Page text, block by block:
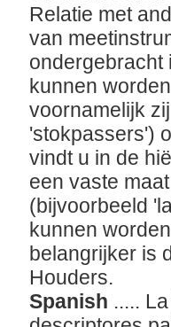
Relatie met
van
ondergebracht
kunnen
voornamelijk
'stokpassers')
vindt u in de
een vaste
(bijvoorbeeld
kunnen
belangrijker is
Houders.
Spanish .....